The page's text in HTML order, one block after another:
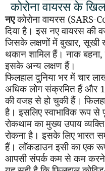
कोरोना वायरस के
नएकोरोना वायरस (SARS-
दिया है। इस नए वायरस की
जिसके लक्षणों में बुखार,सूखी
थकान शामिल हैं। नाक बहना,
इसके अन्य लक्षण हैं।
फिलहाल दुनिया भर में
अधिक लोग संक्रमित हैं और
की वजह से हो चुकी हैं।
है। इसलिए स्वाभाविक रूप से
रोकथाम का मुख्य उपाय
रोकना है। इसके लिए भारत
हैं। लॉकडाउन इसी का एक
आपसी संपर्क कम से कम करने